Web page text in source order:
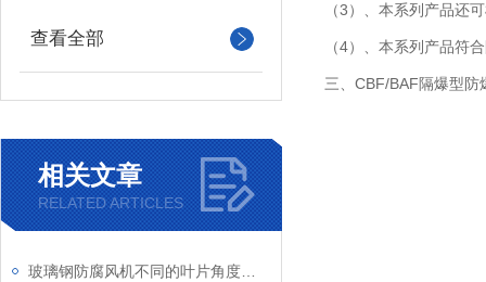
查看全部
相关文章
RELATED ARTICLES
（3）、本系列产品还
（4）、本系列产品符
三、CBF/BAF隔爆型